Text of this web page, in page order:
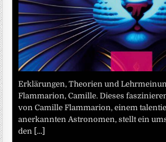
Erklärungen, Theorien und
Flammarion, Camille. Dieses
von Camille Flammarion, einem
anerkannten Astronomen, stellt ein
den [...]